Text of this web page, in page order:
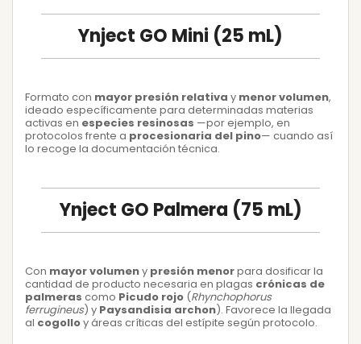
Ynject GO Mini (25 mL)
Formato con mayor presión relativa y menor volumen,
ideado específicamente para determinadas materias
activas en especies resinosas —por ejemplo, en
protocolos frente a procesionaria del pino— cuando así
lo recoge la documentación técnica.
Ynject GO Palmera (75 mL)
Con mayor volumeny presión menorpara dosificar la
cantidad de producto necesaria en plagas crónicas de
palmeras como Picudo rojo (Rhynchophorus
ferrugineus) y Paysandisia archon). Favorece la llegada
al cogolloy áreas críticas del estípite según protocolo.